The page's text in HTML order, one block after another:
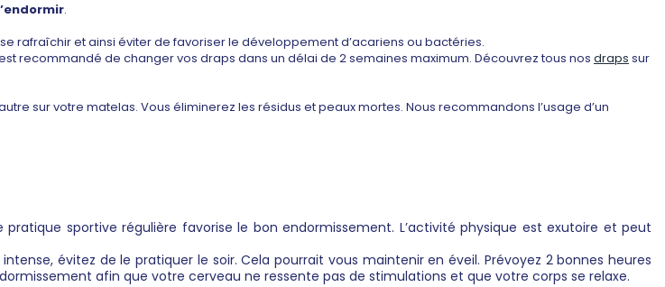
.
rafraîchir et ainsi éviter de favoriser le développement d’acariens ou bactéries.
recommandé de changer vos draps dans un délai de 2 semaines maximum. Découvrez tous nos draps sur
sur votre matelas. Vous éliminerez les résidus et peaux mortes. Nous recommandons l’usage d’un
sportive régulière favorise le bon endormissement. L’activité physique est exutoire et peut
évitez de le pratiquer le soir. Cela pourrait vous maintenir en éveil. Prévoyez 2 bonnes heures
afin que votre cerveau ne ressente pas de stimulations et que votre corps se relaxe.